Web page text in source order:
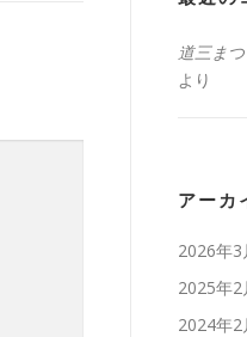
道三ま
より
アーカ
2026年3
2025年2
2024年2